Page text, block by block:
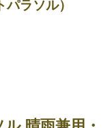
ラソル）